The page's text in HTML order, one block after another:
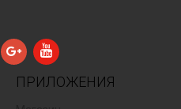
ПРИЛОЖЕНИЯ